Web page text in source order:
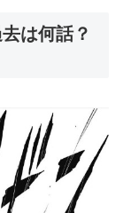
は何話？